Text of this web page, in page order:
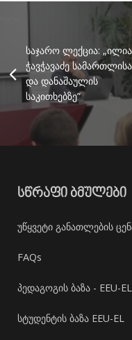
საჯარო ლექცია: „ილია
ჭავჭავაძე სამართლისა
და დანაშაულის
საკითხებზე”
ᲡᲬᲠᲐᲤᲘ ᲑᲛᲣᲚᲔᲑᲘ
უწყვეტი განათლების
FAQs
პედაგოგის ბაზა - EEU-EL
სტუდენტის ბაზა EEU-EL